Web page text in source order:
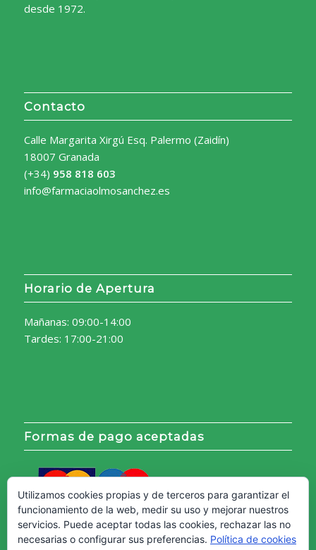
desde 1972.
Contacto
Calle Margarita Xirgú Esq. Palermo (Zaidín)
18007 Granada
(+34) 958 818 603
info@farmaciaolmosanchez.es
Horario de Apertura
Mañanas: 09:00-14:00
Tardes: 17:00-21:00
Formas de pago aceptadas
Utilizamos cookies propias y de terceros para garantizar el
funcionamiento de la web, medir su uso y mejorar nuestros
servicios. Puede aceptar todas las cookies, rechazar las no
necesarias o configurar sus preferencias. Política de cookies